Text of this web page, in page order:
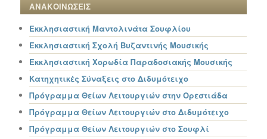
ΑΝΑΚΟΙΝΩΣΕΙΣ
Εκκλησιαστική Μαντολινάτα Σουφλίου
Εκκλησιαστική Σχολή Βυζαντινής Μουσικής
Εκκλησιαστική Χορωδία Παραδοσιακής Μουσικής
Κατηχητικές Σύναξεις στο Διδυμότειχο
Πρόγραμμα Θείων Λειτουργιών στην Ορεστιάδα
Πρόγραμμα Θείων Λειτουργιών στο Διδυμότειχο
Πρόγραμμα Θείων Λειτουργιών στο Σουφλί